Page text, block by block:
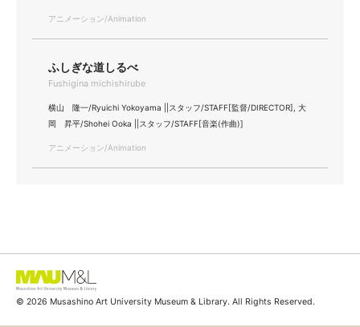
アニメーション/Animation
ふしぎな道しるべ
Fushigina michishirube
横山 隆一/Ryuichi Yokoyama ||スタッフ/STAFF[監督/DIRECTOR], 大
岡 昇平/Shohei Ooka ||スタッフ/STAFF[音楽(作曲)]
アニメーション/Animation
© 2026 Musashino Art University Museum & Library. All Rights Reserved.